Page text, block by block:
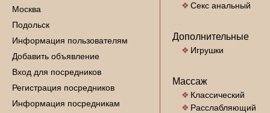
Москва
Подольск
Информация пользователям
Добавить объявление
Вход для посредников
Регистрация посредников
Информация посредникам
Секс анальный
Дополнительные
Игрушки
Массаж
Классический
Расслабляющий